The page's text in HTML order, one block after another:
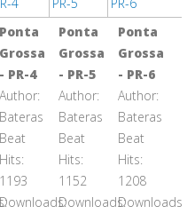
Ponta
Grossa
- PR-4
Author:
Bateras
Beat
Hits:
1193
Downloads:
Ponta
Grossa
- PR-5
Author:
Bateras
Beat
Hits:
1152
Downloads:
Ponta
Grossa
- PR-6
Author:
Bateras
Beat
Hits:
1208
Downloads: